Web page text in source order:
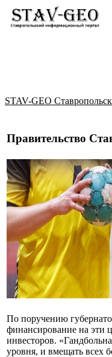
STAV-GEO
Правительство
По поручению
финансирование на эти
инвесторов.
уровня, и вмещать всех